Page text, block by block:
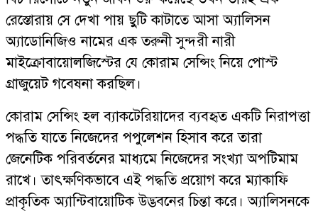
রেস্তোরায় সে দেখা পায় ছুটি কাটাতে আসা অ্যালিসন
অ্যাডোনিজিও নামের এক তরুনী সুন্দরী নারী
মাইক্রোবায়োলজিস্টের যে কোরাম সেন্সিং নিয়ে পোস্ট
গ্রাজুয়েট গবেষনা করছিল।
কোরাম সেন্সিং হল ব্যাকটেরিয়াদের ব্যবহৃত একটি নিরাপত্তা
পদ্ধতি যাতে নিজেদের পপুলেশন হিসাব করে তারা
জেনেটিক পরিবর্তনের মাধ্যমে নিজেদের সংখ্যা অপটিমাম
রাখে। তাৎক্ষণিকভাবে এই পদ্ধতি প্রয়োগ করে ম্যাকাফি
প্রাকৃতিক অ্যান্টিবায়োটিক উদ্ভবনের চিন্তা করে। অ্যালিসনকে